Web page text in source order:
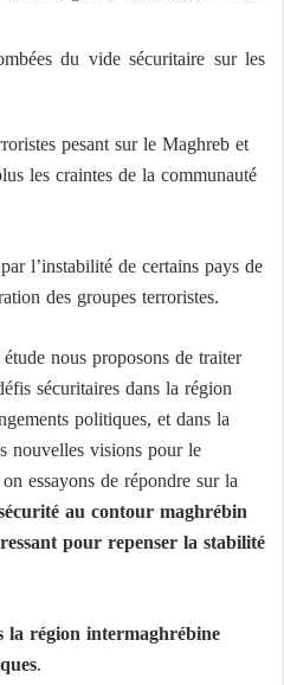
du vide sécuritaire sur les
pesant sur le Maghreb et
les craintes de la communauté
l’instabilité de certains pays de
des groupes terroristes.
nous proposons de traiter
sécuritaires dans la région
politiques, et dans la
nouvelles visions pour le
essayons de répondre sur la
au contour maghrébin
pour repenser la stabilité
la région intermaghrébine
.